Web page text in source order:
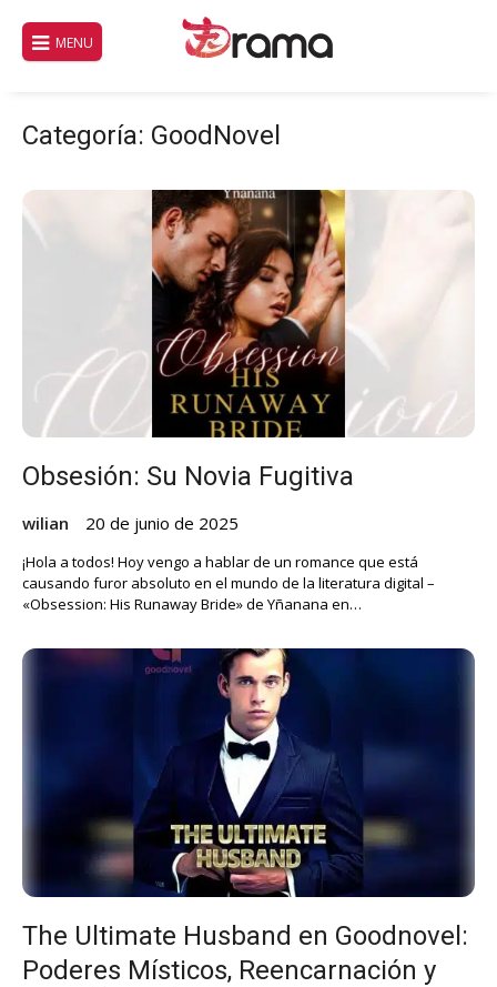
contenido
MENU
Categoría: GoodNovel
Obsesión: Su Novia Fugitiva
wilian 20 de junio de 2025
¡Hola a todos! Hoy vengo a hablar de un romance que está
causando furor absoluto en el mundo de la literatura digital –
«Obsession: His Runaway Bride» de Yñanana en…
The Ultimate Husband en Goodnovel:
Poderes Místicos, Reencarnación y